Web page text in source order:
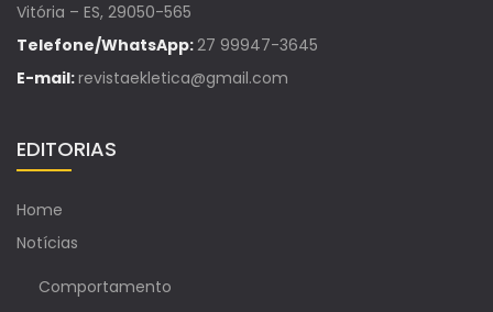
Vitória – ES, 29050-565
Telefone/WhatsApp:27 99947-3645
E-mail:revistaekletica@gmail.com
EDITORIAS
Home
Notícias
Comportamento